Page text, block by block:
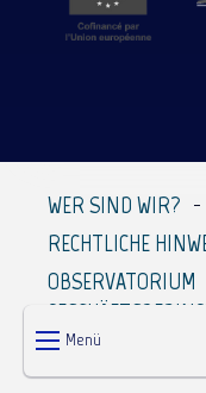
Menü
WER SIND WIR?
RECHTLICHE
OBSERVATORIUM